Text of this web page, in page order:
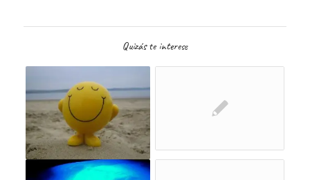
Quizás te interese